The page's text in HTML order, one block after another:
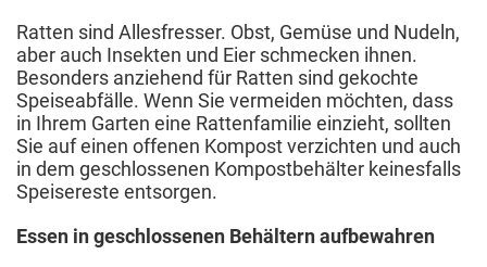
Ratten sind Allesfresser. Obst, Gemüse und Nudeln,
aber auch Insekten und Eier schmecken ihnen.
Besonders anziehend für Ratten sind gekochte
Speiseabfälle. Wenn Sie vermeiden möchten, dass
in Ihrem Garten eine Rattenfamilie einzieht, sollten
Sie auf einen offenen Kompost verzichten und auch
in dem geschlossenen Kompostbehälter keinesfalls
Speisereste entsorgen.
Essen in geschlossenen Behältern aufbewahren